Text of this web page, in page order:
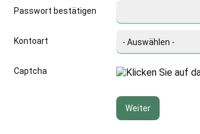
Passwort bestätigen
Kontoart
Captcha